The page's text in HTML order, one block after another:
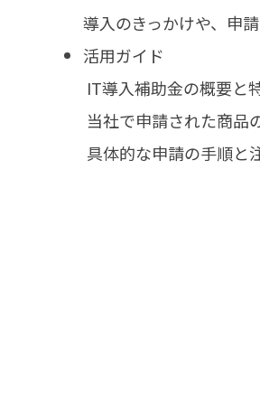
導入のきっかけや、申
活用ガイド
IT導入補助金の概要と
当社で申請された商品
具体的な申請の手順と